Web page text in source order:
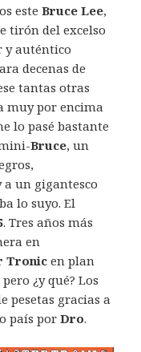
esteBruce Lee,
tirón del excelso
y auténtico
decenas de
tantas otras
muy por encima
lo pasé bastante
Bruce, un
un gigantesco
lo suyo. El
. Tres años más
en
Tronicen plan
¿y qué? Los
pesetas gracias a
país porDro.